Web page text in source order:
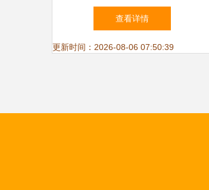
护您的家庭健康
查看详情
更新时间：2026-08-06 07:50:39